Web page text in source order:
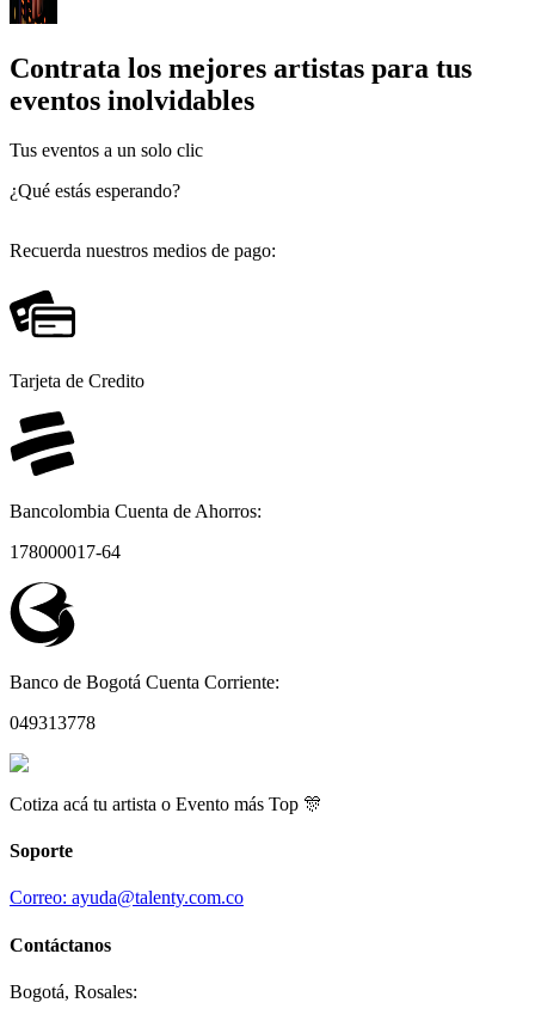
Contrata los mejores artistas para tus
eventos inolvidables
Tus eventos a un solo clic
¿Qué estás esperando?
Recuerda nuestros medios de pago:
Tarjeta de Credito
Bancolombia Cuenta de Ahorros:
178000017-64
Banco de Bogotá Cuenta Corriente:
049313778
Cotiza acá tu artista o Evento más Top 🎊
Soporte
Correo: ayuda@talenty.com.co
Contáctanos
Bogotá, Rosales: